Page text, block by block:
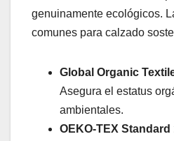
genuinamente ecológicos.
comunes para calzado
Global Organic
Asegura el estatus
ambientales.
OEKO-TEX Standard